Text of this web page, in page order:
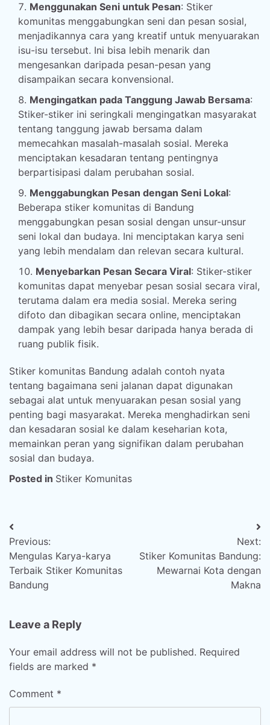
Menggunakan Seni untuk Pesan: Stiker
komunitas menggabungkan seni dan pesan sosial,
menjadikannya cara yang kreatif untuk menyuarakan
isu-isu tersebut. Ini bisa lebih menarik dan
mengesankan daripada pesan-pesan yang
disampaikan secara konvensional.
Mengingatkan pada Tanggung Jawab Bersama:
Stiker-stiker ini seringkali mengingatkan masyarakat
tentang tanggung jawab bersama dalam
memecahkan masalah-masalah sosial. Mereka
menciptakan kesadaran tentang pentingnya
berpartisipasi dalam perubahan sosial.
Menggabungkan Pesan dengan Seni Lokal:
Beberapa stiker komunitas di Bandung
menggabungkan pesan sosial dengan unsur-unsur
seni lokal dan budaya. Ini menciptakan karya seni
yang lebih mendalam dan relevan secara kultural.
Menyebarkan Pesan Secara Viral: Stiker-stiker
komunitas dapat menyebar pesan sosial secara viral,
terutama dalam era media sosial. Mereka sering
difoto dan dibagikan secara online, menciptakan
dampak yang lebih besar daripada hanya berada di
ruang publik fisik.
Stiker komunitas Bandung adalah contoh nyata
tentang bagaimana seni jalanan dapat digunakan
sebagai alat untuk menyuarakan pesan sosial yang
penting bagi masyarakat. Mereka menghadirkan seni
dan kesadaran sosial ke dalam keseharian kota,
memainkan peran yang signifikan dalam perubahan
sosial dan budaya.
Posted in Stiker Komunitas
Post
navigation
Previous:
Mengulas Karya-karya
Terbaik Stiker Komunitas
Bandung
Next:
Stiker Komunitas Bandung:
Mewarnai Kota dengan
Makna
Leave a Reply
Your email address will not be published. Required
fields are marked *
Comment *